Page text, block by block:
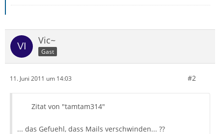
Vic~
Gast
11. Juni 2011 um 14:03 #2
Zitat von "tamtam314"
... das Gefuehl, dass Mails verschwinden... ??